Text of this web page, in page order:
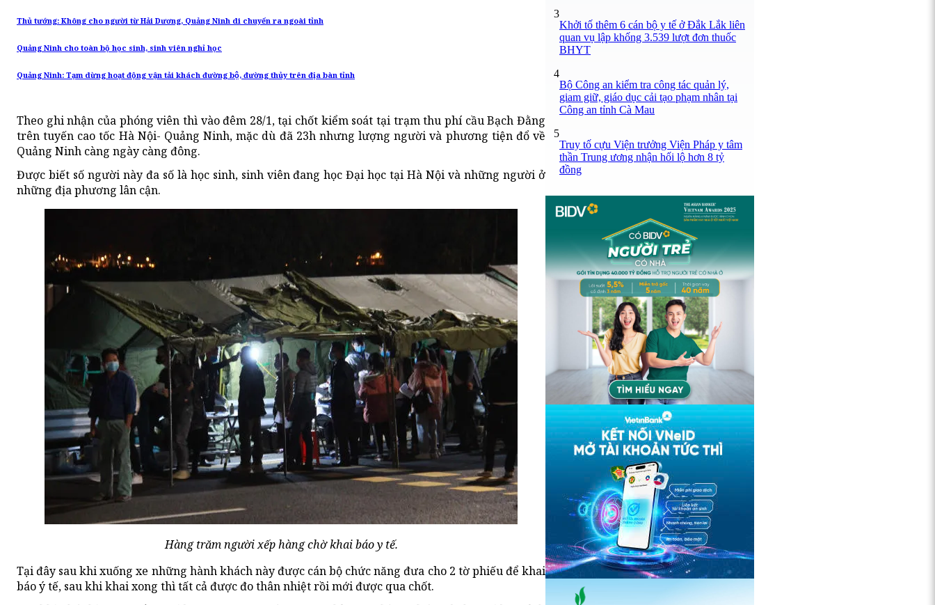
Thủ tướng: Không cho người từ Hải Dương, Quảng Ninh di chuyển ra ngoài tỉnh
Quảng Ninh cho toàn bộ học sinh, sinh viên nghỉ học
Quảng Ninh: Tạm dừng hoạt động vận tải khách đường bộ, đường thủy trên địa bàn tỉnh
Theo ghi nhận của phóng viên thì vào đêm 28/1, tại chốt kiểm soát tại trạm thu phí cầu Bạch Đằng
trên tuyến cao tốc Hà Nội- Quảng Ninh, mặc dù đã 23h nhưng lượng người và phương tiện đổ về
Quảng Ninh càng ngày càng đông.
Được biết số người này đa số là học sinh, sinh viên đang học Đại học tại Hà Nội và những người ở
những địa phương lân cận.
Hàng trăm người xếp hàng chờ khai báo y tế.
Tại đây sau khi xuống xe những hành khách này được cán bộ chức năng đưa cho 2 tờ phiếu để khai
báo ý tế, sau khi khai xong thì tất cả được đo thân nhiệt rồi mới được qua chốt.
3
Khởi tố thêm 6 cán bộ y tế ở Đắk Lắk liên
quan vụ lập khống 3.539 lượt đơn thuốc
BHYT
4
Bộ Công an kiểm tra công tác quản lý,
giam giữ, giáo dục cải tạo phạm nhân tại
Công an tỉnh Cà Mau
5
Truy tố cựu Viện trưởng Viện Pháp y tâm
thần Trung ương nhận hối lộ hơn 8 tỷ
đồng